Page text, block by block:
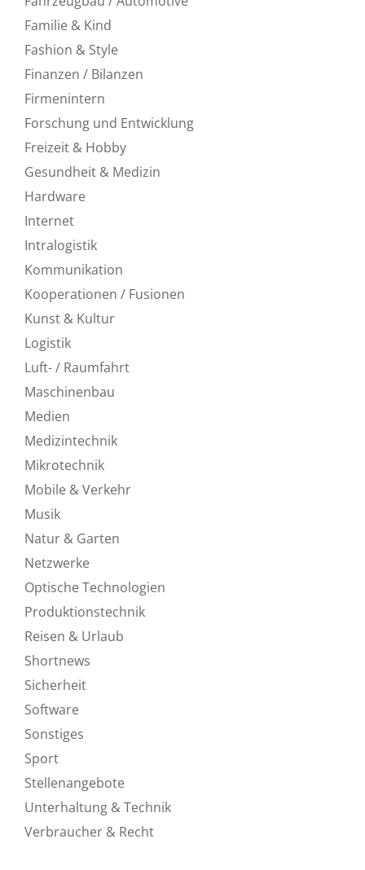
Familie & Kind
Fashion & Style
Finanzen / Bilanzen
Firmenintern
Forschung und Entwicklung
Freizeit & Hobby
Gesundheit & Medizin
Hardware
Internet
Intralogistik
Kommunikation
Kooperationen / Fusionen
Kunst & Kultur
Logistik
Luft- / Raumfahrt
Maschinenbau
Medien
Medizintechnik
Mikrotechnik
Mobile & Verkehr
Musik
Natur & Garten
Netzwerke
Optische Technologien
Produktionstechnik
Reisen & Urlaub
Shortnews
Sicherheit
Software
Sonstiges
Sport
Stellenangebote
Unterhaltung & Technik
Verbraucher & Recht